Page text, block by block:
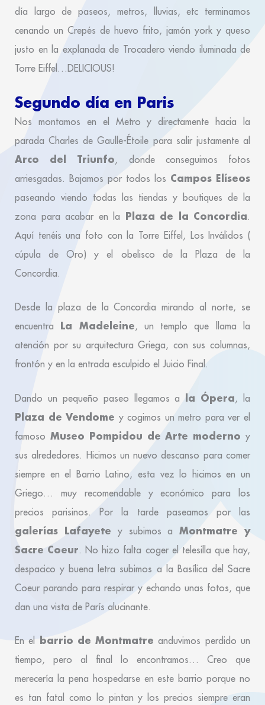
día largo de paseos, metros, lluvias, etc terminamos
cenando un Crepés de huevo frito, jamón york y queso
justo en la explanada de Trocadero viendo iluminada de
Torre Eiffel…DELICIOUS!
Segundo día en Paris
Nos montamos en el Metro y directamente hacia la
parada Charles de Gaulle-Étoile para salir justamente al
Arco del Triunfo, donde conseguimos fotos
arriesgadas. Bajamos por todos los Campos Elíseos
paseando viendo todas las tiendas y boutiques de la
zona para acabar en la Plaza de la Concordia.
Aquí tenéis una foto con la Torre Eiffel, Los Inválidos (
cúpula de Oro) y el obelisco de la Plaza de la
Concordia.
Desde la plaza de la Concordia mirando al norte, se
encuentra La Madeleine, un templo que llama la
atención por su arquitectura Griega, con sus columnas,
frontón y en la entrada esculpido el Juicio Final.
Dando un pequeño paseo llegamos a la Ópera, la
Plaza de Vendome y cogimos un metro para ver el
famoso Museo Pompidou de Arte moderno y
sus alrededores. Hicimos un nuevo descanso para comer
siempre en el Barrio Latino, esta vez lo hicimos en un
Griego… muy recomendable y económico para los
precios parisinos. Por la tarde paseamos por las
galerías Lafayete y subimos aMontmatre y
Sacre Coeur. No hizo falta coger el telesilla que hay,
despacico y buena letra subimos a la Basílica del Sacre
Coeur parando para respirar y echando unas fotos, que
dan una vista de París alucinante.
En el barrio de Montmatre anduvimos perdido un
tiempo, pero al final lo encontramos… Creo que
merecería la pena hospedarse en este barrio porque no
es tan fatal como lo pintan y los precios siempre eran